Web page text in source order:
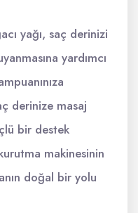
yağı, saç derinizi
yardımcı
derinize masaj
bir destek
makinesinin
doğal bir yolu